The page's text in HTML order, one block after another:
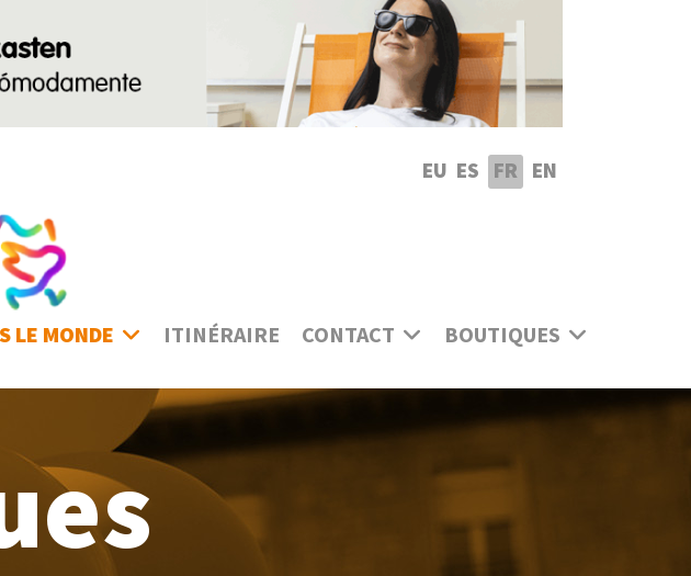
EU ES FR EN
LE MONDE ITINÉRAIRE CONTACT
BOUTIQUES